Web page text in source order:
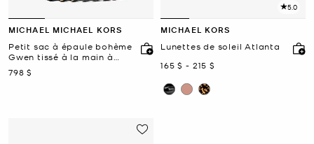
MICHAEL MICHAEL KORS
Petit sac à épaule bohème
Gwen tissé à la main à
clous en édition limitée
maintenant
798 $
5.0
MICHAEL KORS
Lunettes de soleil Atlanta
maintenant
165 $ -
to maintenant
215 $